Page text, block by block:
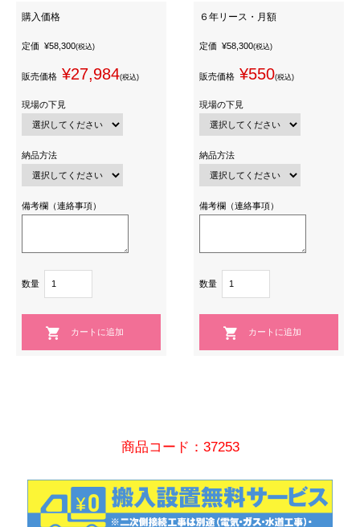
購入価格
定価 ¥58,300(税込)
販売価格 ¥27,984(税込)
現場の下見
納品方法
備考欄（連絡事項）
数量
６年リース・月額
定価 ¥58,300(税込)
販売価格 ¥550(税込)
現場の下見
納品方法
備考欄（連絡事項）
数量
商品コード：37253